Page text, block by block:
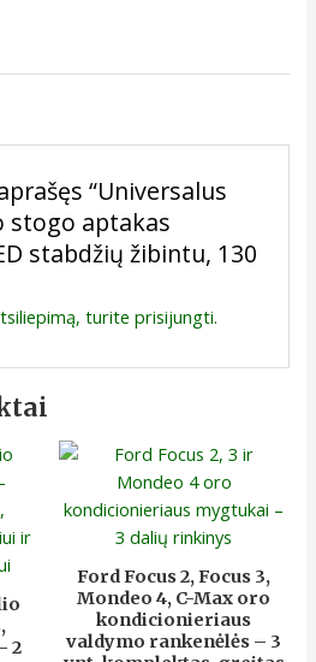
“Universalus
stogo aptakas
stabdžių žibintu, 130
turite prisijungti.
2
Ford Focus 2, Focus 3,
Mondeo 4, C-Max oro
kondicionieriaus
valdymo rankenėlės – 3